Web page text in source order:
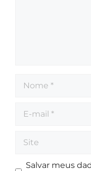
Salvar meus